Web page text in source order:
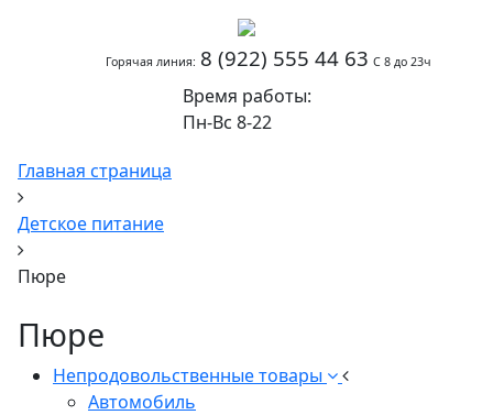
Горячая линия: 8 (922) 555 44 63 С 8 до 23ч
Время работы:
Пн-Вс 8-22
Главная страница
Детское питание
Пюре
Пюре
Непродовольственные товары
Автомобиль